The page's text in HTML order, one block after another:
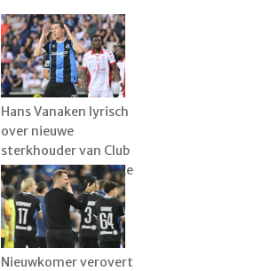
Hans Vanaken lyrisch
over nieuwe
sterkhouder van Club
Brugge: "Een serieuze
meerwaarde"
Nieuwkomer verovert